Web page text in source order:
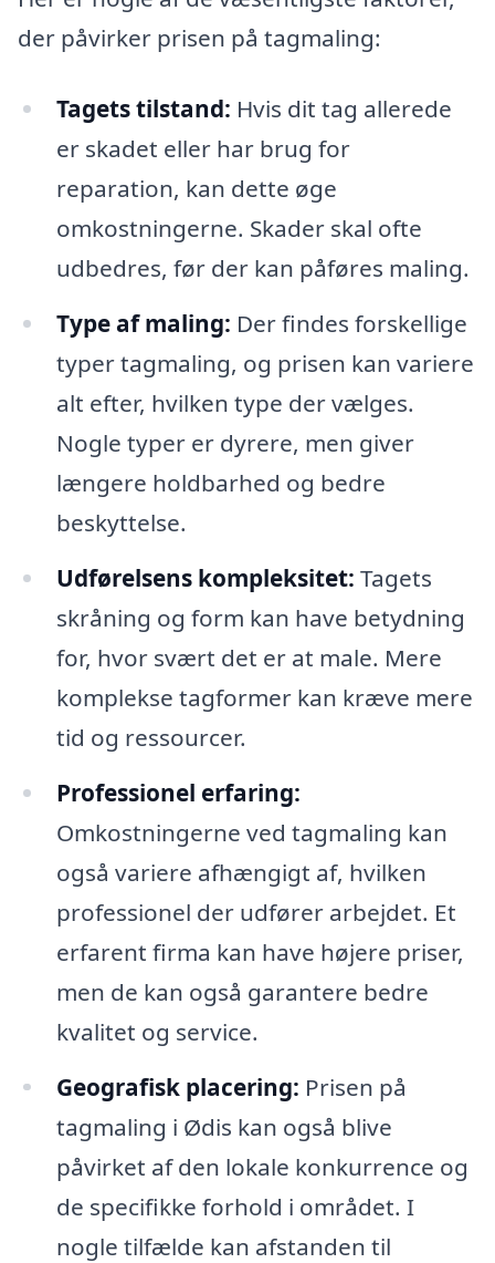
der påvirker prisen på tagmaling:
Tagets tilstand: Hvis dit tag allerede
er skadet eller har brug for
reparation, kan dette øge
omkostningerne. Skader skal ofte
udbedres, før der kan påføres maling.
Type af maling: Der findes forskellige
typer tagmaling, og prisen kan variere
alt efter, hvilken type der vælges.
Nogle typer er dyrere, men giver
længere holdbarhed og bedre
beskyttelse.
Udførelsens kompleksitet: Tagets
skråning og form kan have betydning
for, hvor svært det er at male. Mere
komplekse tagformer kan kræve mere
tid og ressourcer.
Professionel erfaring:
Omkostningerne ved tagmaling kan
også variere afhængigt af, hvilken
professionel der udfører arbejdet. Et
erfarent firma kan have højere priser,
men de kan også garantere bedre
kvalitet og service.
Geografisk placering: Prisen på
tagmaling i Ødis kan også blive
påvirket af den lokale konkurrence og
de specifikke forhold i området. I
nogle tilfælde kan afstanden til